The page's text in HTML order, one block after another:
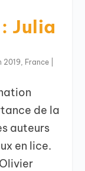
Julia
2019, France
de la
auteurs
en lice.